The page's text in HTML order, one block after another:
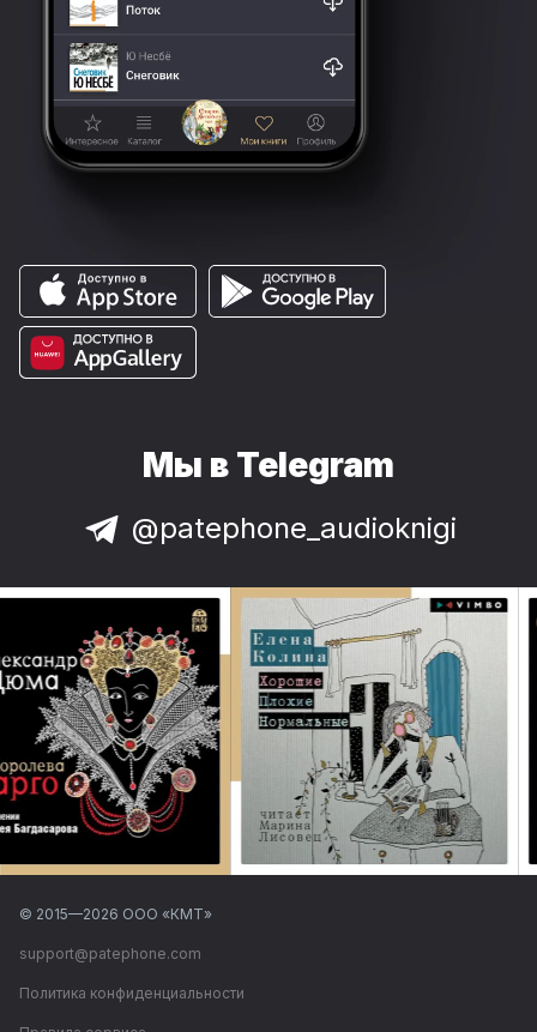
Мы в Telegram
@patephone_audioknigi
© 2015—2026 ООО «КМТ»
support@patephone.com
Политика конфиденциальности